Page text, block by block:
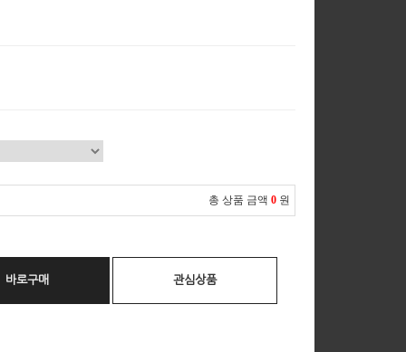
총 상품 금액 0 원
바로구매 관심상품